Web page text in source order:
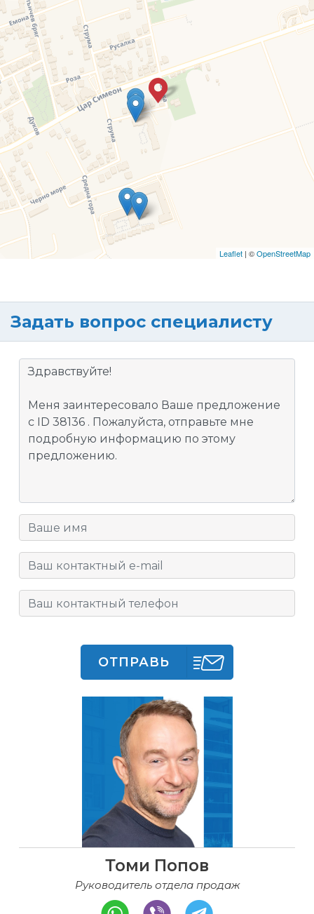
Leaflet | ©OpenStreetMap
Задать вопрос специалисту
ОТПРАВЬ
Томи Попов
Руководитель отдела продаж